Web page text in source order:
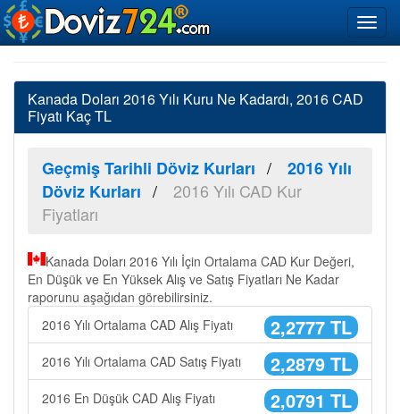
Kanada Doları 2016 Yılı Kuru Ne Kadardı, 2016 CAD
Fiyatı Kaç TL
Geçmiş Tarihli Döviz Kurları
2016 Yılı
Döviz Kurları
2016 Yılı CAD Kur
Fiyatları
Kanada Doları 2016 Yılı İçin Ortalama CAD Kur Değeri,
En Düşük ve En Yüksek Alış ve Satış Fiyatları Ne Kadar
raporunu aşağıdan görebilirsiniz.
2,2777 TL
2016 Yılı Ortalama CAD Alış Fiyatı
2,2879 TL
2016 Yılı Ortalama CAD Satış Fiyatı
2,0791 TL
2016 En Düşük CAD Alış Fiyatı